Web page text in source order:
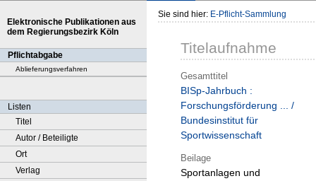
Elektronische Publikationen aus
dem Regierungsbezirk Köln
Pflichtabgabe
Ablieferungsverfahren
Listen
Titel
Autor / Beteiligte
Ort
Verlag
Sie sind hier: E-Pflicht-Sammlung
Titelaufnahme
Gesamttitel
BISp-Jahrbuch :
Forschungsförderung ... /
Bundesinstitut für
Sportwissenschaft
Beilage
Sportanlagen und